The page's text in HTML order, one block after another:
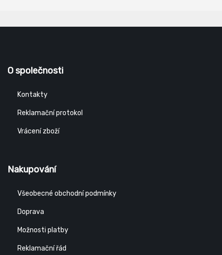
O společnosti
Kontakty
Reklamační protokol
Vrácení zboží
Nakupování
Všeobecné obchodní podmínky
Doprava
Možnosti platby
Reklamační řád